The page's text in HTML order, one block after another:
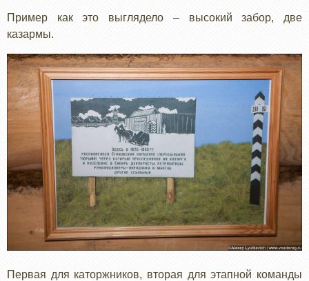
Пример как это выглядело – высокий забор, две
казармы.
Первая для каторжников, вторая для этапной команды